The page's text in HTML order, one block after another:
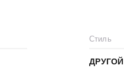
Стиль
ДРУГОЙ